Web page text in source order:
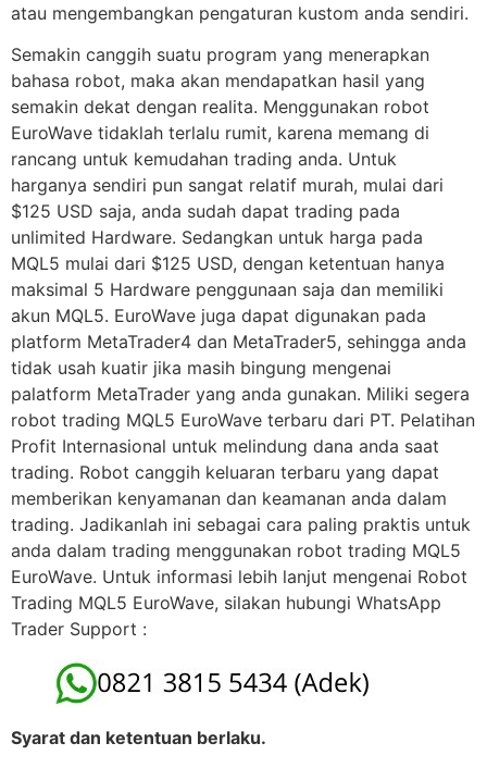
atau mengembangkan pengaturan kustom anda sendiri.
Semakin canggih suatu program yang menerapkan
bahasa robot, maka akan mendapatkan hasil yang
semakin dekat dengan realita. Menggunakan robot
EuroWave tidaklah terlalu rumit, karena memang di
rancang untuk kemudahan trading anda. Untuk
harganya sendiri pun sangat relatif murah, mulai dari
$125 USD saja, anda sudah dapat trading pada
unlimited Hardware. Sedangkan untuk harga pada
MQL5 mulai dari $125 USD, dengan ketentuan hanya
maksimal 5 Hardware penggunaan saja dan memiliki
akun MQL5. EuroWave juga dapat digunakan pada
platform MetaTrader4 dan MetaTrader5, sehingga anda
tidak usah kuatir jika masih bingung mengenai
palatform MetaTrader yang anda gunakan. Miliki segera
robot trading MQL5 EuroWave terbaru dari PT. Pelatihan
Profit Internasional untuk melindung dana anda saat
trading. Robot canggih keluaran terbaru yang dapat
memberikan kenyamanan dan keamanan anda dalam
trading. Jadikanlah ini sebagai cara paling praktis untuk
anda dalam trading menggunakan robot trading MQL5
EuroWave. Untuk informasi lebih lanjut mengenai Robot
Trading MQL5 EuroWave, silakan hubungi WhatsApp
Trader Support :
Syarat dan ketentuan berlaku.